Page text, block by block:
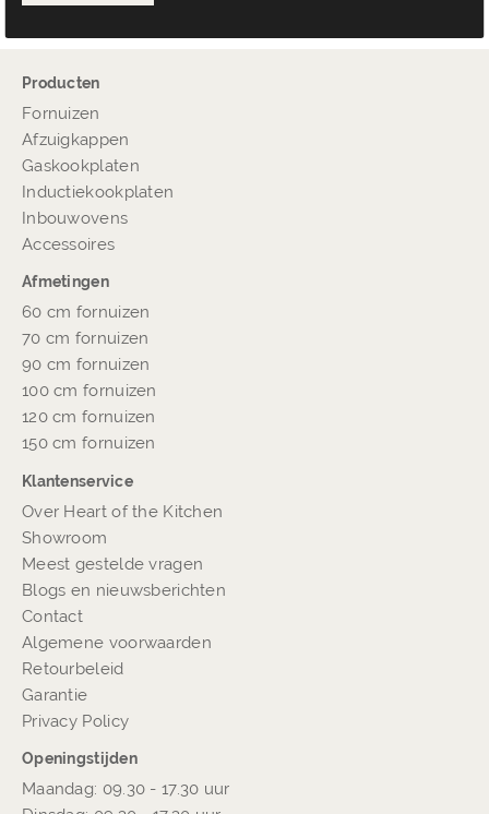
Producten
Fornuizen
Afzuigkappen
Gaskookplaten
Inductiekookplaten
Inbouwovens
Accessoires
Afmetingen
60 cm fornuizen
70 cm fornuizen
90 cm fornuizen
100 cm fornuizen
120 cm fornuizen
150 cm fornuizen
Klantenservice
Over Heart of the Kitchen
Showroom
Meest gestelde vragen
Blogs en nieuwsberichten
Contact
Algemene voorwaarden
Retourbeleid
Garantie
Privacy Policy
Openingstijden
Maandag: 09.30 - 17.30 uur